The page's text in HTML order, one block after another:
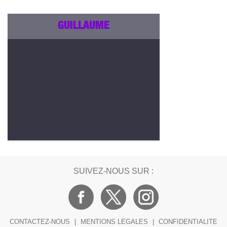
GUILLAUME
SUIVEZ-NOUS SUR :
CONTACTEZ-NOUS MENTIONS LEGALES CONFIDENTIALITE